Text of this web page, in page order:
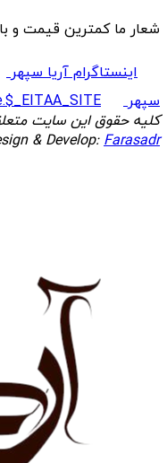
شعار ما کمترین قیمت و
اینستاگرام آریا سپهر
سپهر
کلیه حقوق این سایت
& Develop:Farasadr